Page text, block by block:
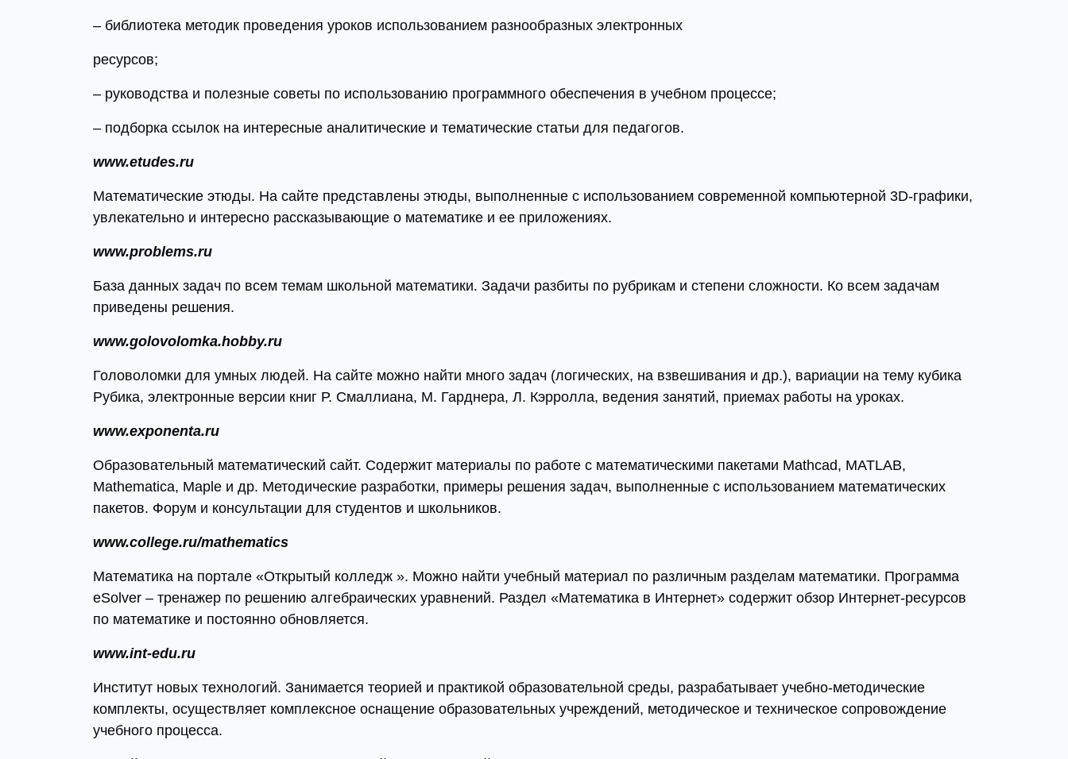
– библиотека методик проведения уроков использованием разнообразных электронных
ресурсов;
– руководства и полезные советы по использованию программного обеспечения в учебном процессе;
– подборка ссылок на интересные аналитические и тематические статьи для педагогов.
www.etudes.ru
Математические этюды. На сайте представлены этюды, выполненные с использованием современной компьютерной 3D-графики,
увлекательно и интересно рассказывающие о математике и ее приложениях.
www.problems.ru
База данных задач по всем темам школьной математики. Задачи разбиты по рубрикам и степени сложности. Ко всем задачам
приведены решения.
www.golovolomka.hobby.ru
Головоломки для умных людей. На сайте можно найти много задач (логических, на взвешивания и др.), вариации на тему кубика
Рубика, электронные версии книг Р. Смаллиана, М. Гарднера, Л. Кэрролла, ведения занятий, приемах работы на уроках.
www.exponenta.ru
Образовательный математический сайт. Содержит материалы по работе с математическими пакетами Mathcad, MATLAB,
Mathematica, Maple и др. Методические разработки, примеры решения задач, выполненные с использованием математических
пакетов. Форум и консультации для студентов и школьников.
www.college.ru/mathematics
Математика на портале «Открытый колледж ». Можно найти учебный материал по различным разделам математики. Программа
eSolver – тренажер по решению алгебраических уравнений. Раздел «Математика в Интернет» содержит обзор Интернет-ресурсов
по математике и постоянно обновляется.
www.int-edu.ru
Институт новых технологий. Занимается теорией и практикой образовательной среды, разрабатывает учебно-методические
комплекты, осуществляет комплексное оснащение образовательных учреждений, методическое и техническое сопровождение
учебного процесса.